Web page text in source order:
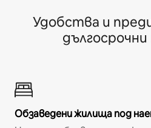
Удобства и
Обзаведени жилища под